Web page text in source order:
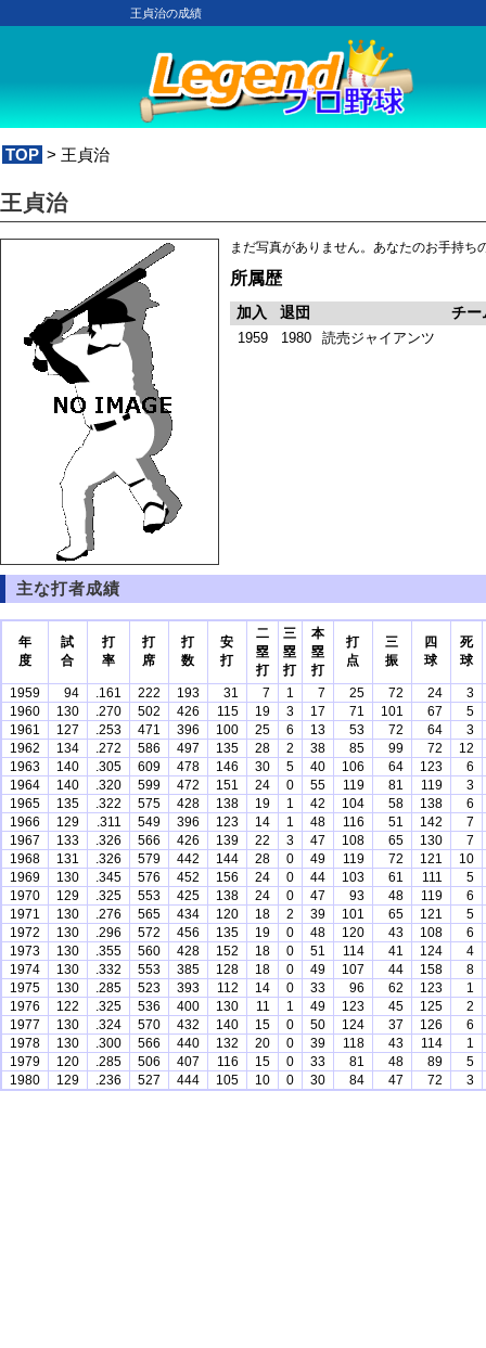
王貞治の成績
TOP > 王貞治
王貞治
まだ写真がありません。あなたのお手持ち
所属歴
加入 退団 チー
1959 1980 読売ジャイアンツ
主な打者成績
年
度
試
合
打
率
打
席
打
数
安
打
二
塁
打
三
塁
打
本
塁
打
打
点
三
振
四
球
死
球
1959 94 .161 222 193 31 7 1 7 25 72 24
3
1960
130 .270 502 426 115 19 3 17 71 101 67
5
1961
127 .253 471 396 100 25 6 13 53 72 64
3
1962
134 .272 586 497 135 28 2 38 85 99 72
12
1963
140 .305 609 478 146 30 5 40 106 64 123
6
1964
140 .320 599 472 151 24 0 55 119 81 119
3
1965
135 .322 575 428 138 19 1 42 104 58 138
6
1966
129 .311 549 396 123 14 1 48 116 51 142
7
1967
133 .326 566 426 139 22 3 47 108 65 130
7
1968
131 .326 579 442 144 28 0 49 119 72 121
10
1969
130 .345 576 452 156 24 0 44 103 61 111
5
1970
129 .325 553 425 138 24 0 47 93 48 119
6
1971
130 .276 565 434 120 18 2 39 101 65 121
5
1972
130 .296 572 456 135 19 0 48 120 43 108
6
1973
130 .355 560 428 152 18 0 51 114 41 124
4
1974
130 .332 553 385 128 18 0 49 107 44 158
8
1975
130 .285 523 393 112 14 0 33 96 62 123
1
1976
122 .325 536 400 130 11 1 49 123 45 125
2
1977
130 .324 570 432 140 15 0 50 124 37 126
6
1978
130 .300 566 440 132 20 0 39 118 43 114
1
1979
120 .285 506 407 116 15 0 33 81 48 89
5
1980
129 .236 527 444 105 10 0 30 84 47 72 3